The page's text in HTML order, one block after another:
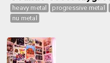
heavy metal progressive metal
nu metal